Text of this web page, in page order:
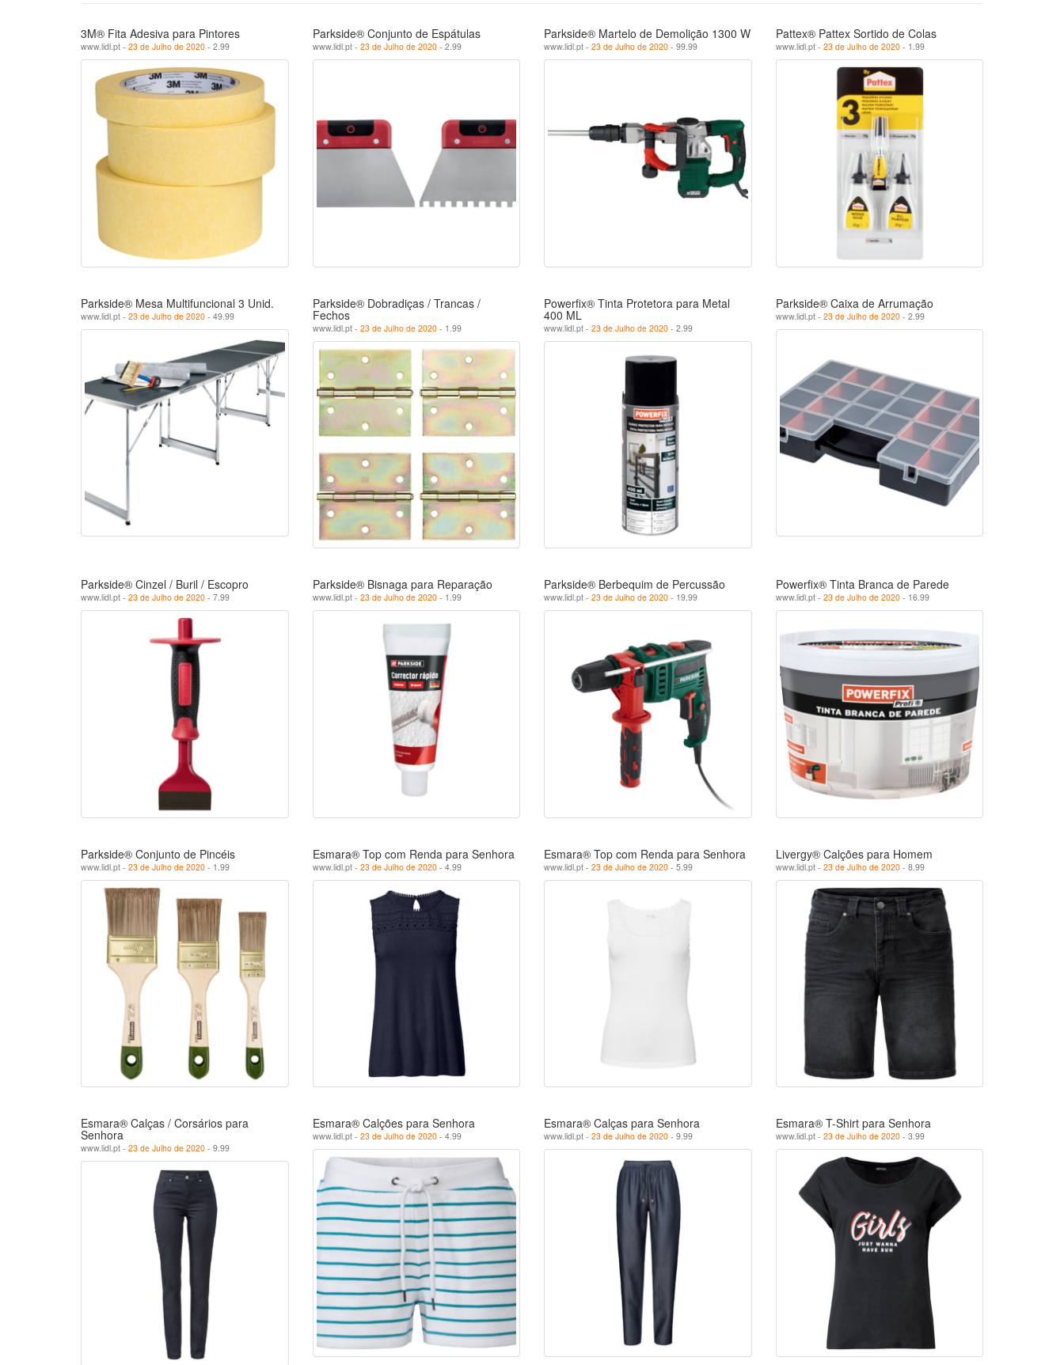
3M® Fita Adesiva para Pintores
www.lidl.pt - 23 de Julho de 2020 - 2.99
Parkside® Conjunto de Espátulas
www.lidl.pt - 23 de Julho de 2020- 2.99
Parkside® Martelo de Demolição 1300 W
www.lidl.pt - 23 de Julho de 2020 - 99.99
Pattex® Pattex Sortido de Colas
www.lidl.pt - 23 de Julho de 2020- 1.99
Parkside® Mesa Multifuncional 3 Unid.
www.lidl.pt - 23 de Julho de 2020 - 49.99
Parkside® Dobradiças / Trancas /
Fechos
www.lidl.pt - 23 de Julho de 2020- 1.99
Powerfix® Tinta Protetora para Metal
400 ML
www.lidl.pt - 23 de Julho de 2020 - 2.99
Parkside® Caixa de Arrumação
www.lidl.pt - 23 de Julho de 2020- 2.99
Parkside® Cinzel / Buril / Escopro
www.lidl.pt - 23 de Julho de 2020 - 7.99
Parkside® Bisnaga para Reparação
www.lidl.pt - 23 de Julho de 2020- 1.99
Parkside® Berbequim de Percussão
www.lidl.pt - 23 de Julho de 2020 - 19.99
Powerfix® Tinta Branca de Parede
www.lidl.pt - 23 de Julho de 2020- 16.99
Parkside® Conjunto de Pincéis
www.lidl.pt - 23 de Julho de 2020 - 1.99
Esmara® Top com Renda para Senhora
www.lidl.pt - 23 de Julho de 2020- 4.99
Esmara® Top com Renda para Senhora
www.lidl.pt - 23 de Julho de 2020 - 5.99
Livergy® Calções para Homem
www.lidl.pt - 23 de Julho de 2020- 8.99
Esmara® Calças / Corsários para
Senhora
www.lidl.pt - 23 de Julho de 2020 - 9.99
Esmara® Calções para Senhora
www.lidl.pt - 23 de Julho de 2020- 4.99
Esmara® Calças para Senhora
www.lidl.pt - 23 de Julho de 2020 - 9.99
Esmara® T-Shirt para Senhora
www.lidl.pt - 23 de Julho de 2020- 3.99